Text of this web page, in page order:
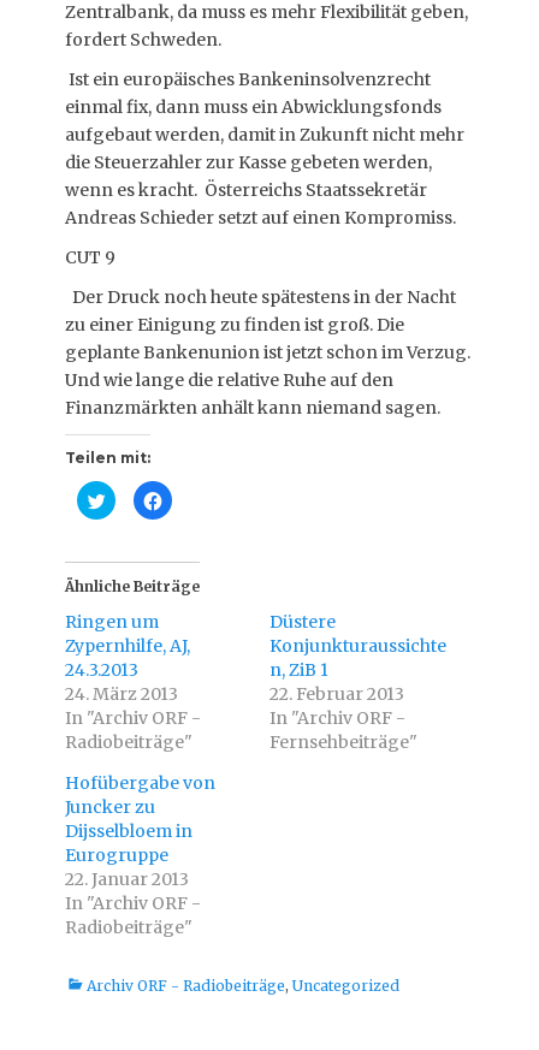
Zentralbank, da muss es mehr Flexibilität geben,
fordert Schweden.
Ist ein europäisches Bankeninsolvenzrecht
einmal fix, dann muss ein Abwicklungsfonds
aufgebaut werden, damit in Zukunft nicht mehr
die Steuerzahler zur Kasse gebeten werden,
wenn es kracht. Österreichs Staatssekretär
Andreas Schieder setzt auf einen Kompromiss.
CUT 9
Der Druck noch heute spätestens in der Nacht
zu einer Einigung zu finden ist groß. Die
geplante Bankenunion ist jetzt schon im Verzug.
Und wie lange die relative Ruhe auf den
Finanzmärkten anhält kann niemand sagen.
Teilen mit:
K
l
,
u
m
b
e
r
T
w
i
t
t
e
z
u
t
e
i
l
e
n
(
W
i
r
n
K
l
,
u
m
F
c
e
b
o
o
k
u
i
l
e
n
(
W
i
r
d
n
Ähnliche Beiträge
Ringen um
Zypernhilfe, AJ,
24.3.2013
24. März 2013
In "Archiv ORF -
Radiobeiträge"
Düstere
Konjunkturaussichte
n, ZiB 1
22. Februar 2013
In "Archiv ORF -
Fernsehbeiträge"
Hofübergabe von
Juncker zu
Dijsselbloem in
Eurogruppe
22. Januar 2013
In "Archiv ORF -
Radiobeiträge"
Kategorien
Archiv ORF - Radiobeiträge, Uncategorized